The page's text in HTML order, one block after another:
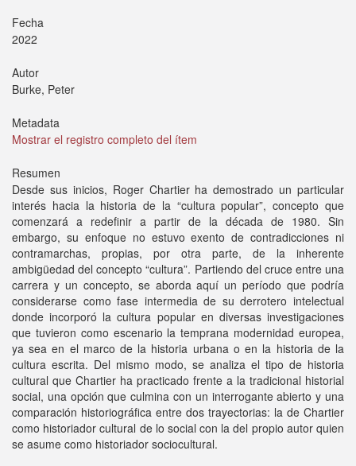
Fecha
2022
Autor
Burke, Peter
Metadata
Mostrar el registro completo del ítem
Resumen
Desde sus inicios, Roger Chartier ha demostrado un particular
interés hacia la historia de la “cultura popular”, concepto que
comenzará a redefinir a partir de la década de 1980. Sin
embargo, su enfoque no estuvo exento de contradicciones ni
contramarchas, propias, por otra parte, de la inherente
ambigüedad del concepto “cultura”. Partiendo del cruce entre una
carrera y un concepto, se aborda aquí un período que podría
considerarse como fase intermedia de su derrotero intelectual
donde incorporó la cultura popular en diversas investigaciones
que tuvieron como escenario la temprana modernidad europea,
ya sea en el marco de la historia urbana o en la historia de la
cultura escrita. Del mismo modo, se analiza el tipo de historia
cultural que Chartier ha practicado frente a la tradicional historial
social, una opción que culmina con un interrogante abierto y una
comparación historiográfica entre dos trayectorias: la de Chartier
como historiador cultural de lo social con la del propio autor quien
se asume como historiador sociocultural.